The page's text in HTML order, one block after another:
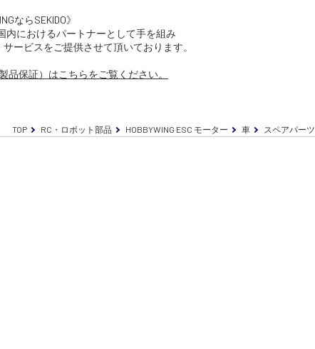
ならSEKIDO》
内におけるパートナーとして手を組み
ービスをご提供させて頂いております。
品保証）はこちらをご覧ください。
TOP RC・ロボット部品 HOBBYWING ESC モーター 車 スペアパーツ